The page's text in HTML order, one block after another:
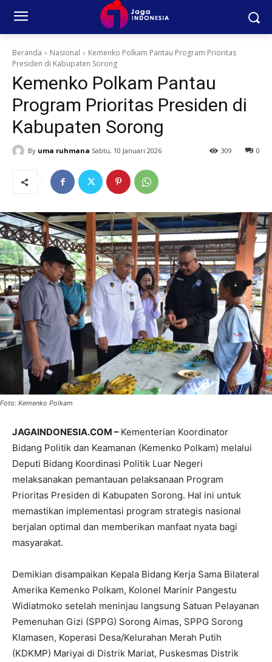
Beranda Nasional
Kemenko Polkam Pantau Program Prioritas
Presiden di Kabupaten Sorong
Kemenko Polkam Pantau
Program Prioritas Presiden di
Kabupaten Sorong
By uma ruhmana Sabtu, 10 Januari 2026 0
309
Foto: Kemenko Polkam
JAGAINDONESIA.COM – Kementerian Koordinator
Bidang Politik dan Keamanan (Kemenko Polkam) melalui
Deputi Bidang Koordinasi Politik Luar Negeri
melaksanakan pemantauan pelaksanaan Program
Prioritas Presiden di Kabupaten Sorong. Hal ini untuk
memastikan implementasi program strategis nasional
berjalan optimal dan memberikan manfaat nyata bagi
masyarakat.
Demikian disampaikan Kepala Bidang Kerja Sama Bilateral
Amerika Kemenko Polkam, Kolonel Marinir Pangestu
Widiatmoko setelah meninjau langsung Satuan Pelayanan
Pemenuhan Gizi (SPPG) Sorong Aimas, SPPG Sorong
Klamasen, Koperasi Desa/Kelurahan Merah Putih
(KDKMP) Mariyai di Distrik Mariat, Puskesmas Distrik